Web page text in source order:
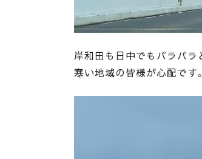
岸和田も日中でもパラパラ
寒い地域の皆様が心配です